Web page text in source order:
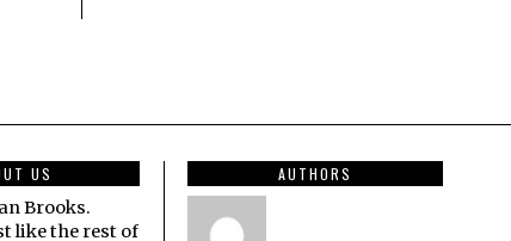
US
Brooks.
like the rest of
AUTHORS